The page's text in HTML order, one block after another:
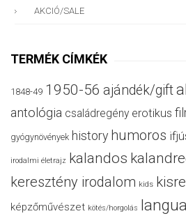
AKCIÓ/SALE
TERMÉK CÍMKÉK
1848-49 1950-56 ajándék/gift
antológia családregény erotikus
gyógynövények history humoros
irodalmi életrajz kalandos
keresztény irodalom kids
képzőművészet kötés/horgolás